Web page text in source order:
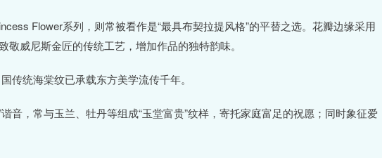
Flower系列，则常被看作是“最具布契拉提风格”的平替之选。花瓣边缘采用
敬威尼斯金匠的传统工艺，增加作品的独特韵味。
传统海棠纹已承载东方美学流传千年。
谐音，常与玉兰、牡丹等组成“玉堂富贵”纹样，寄托家庭富足的祝愿；同时象征爱